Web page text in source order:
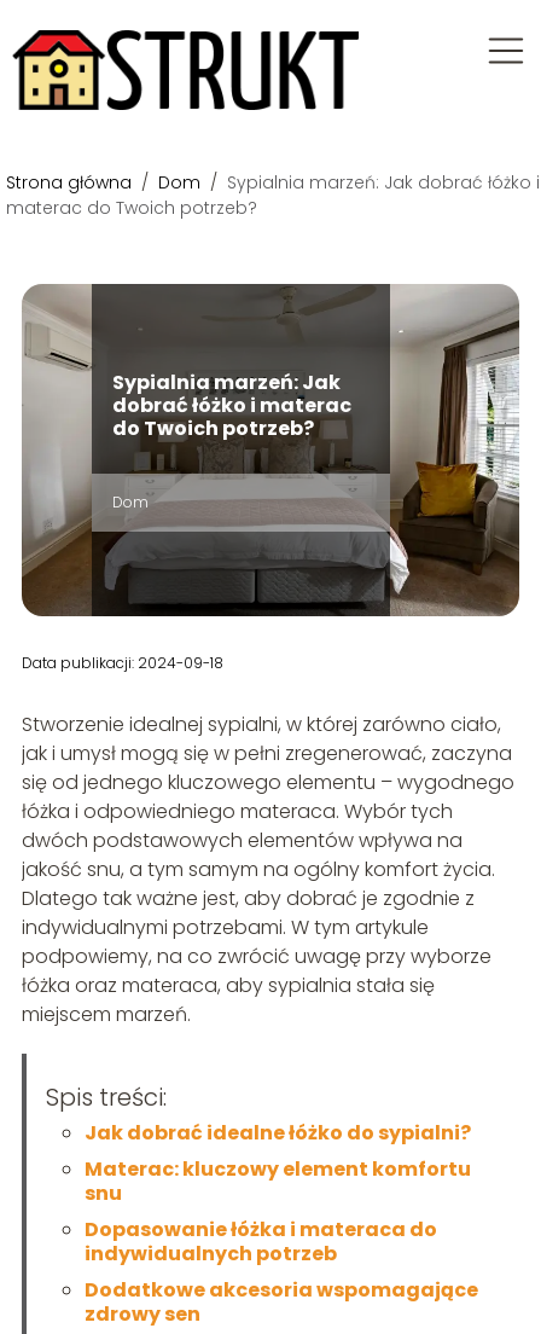
Strona główna / Dom / Sypialnia marzeń: Jak dobrać łóżko i
materac do Twoich potrzeb?
Sypialnia marzeń: Jak
dobrać łóżko i materac
do Twoich potrzeb?
Dom
Data publikacji: 2024-09-18
Stworzenie idealnej sypialni, w której zarówno ciało,
jak i umysł mogą się w pełni zregenerować, zaczyna
się od jednego kluczowego elementu – wygodnego
łóżka i odpowiedniego materaca. Wybór tych
dwóch podstawowych elementów wpływa na
jakość snu, a tym samym na ogólny komfort życia.
Dlatego tak ważne jest, aby dobrać je zgodnie z
indywidualnymi potrzebami. W tym artykule
podpowiemy, na co zwrócić uwagę przy wyborze
łóżka oraz materaca, aby sypialnia stała się
miejscem marzeń.
Spis treści:
Jak dobrać idealne łóżko do sypialni?
Materac: kluczowy element komfortu
snu
Dopasowanie łóżka i materaca do
indywidualnych potrzeb
Dodatkowe akcesoria wspomagające
zdrowy sen